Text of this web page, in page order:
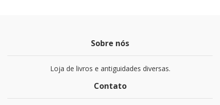
Sobre nós
Loja de livros e antiguidades diversas.
Contato